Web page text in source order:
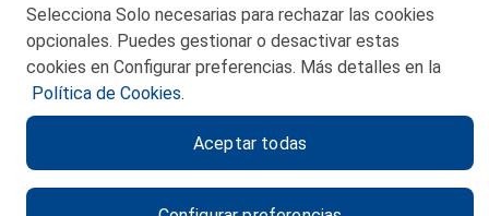
MAPA WEB
POLITICA DE PRIVACIDAD
POLITICA DE COOKIES
CANAL DE ÉTICA
Selecciona Solo necesarias para rechazar las cookies
opcionales. Puedes gestionar o desactivar estas
cookies en Configurar preferencias. Más detalles en la
Política de Cookies.
Aceptar todas